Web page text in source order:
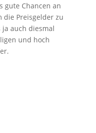
gute Chancen an
die Preisgelder zu
auch diesmal
und hoch